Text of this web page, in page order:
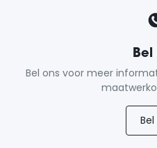
Bel
Bel ons voor meer